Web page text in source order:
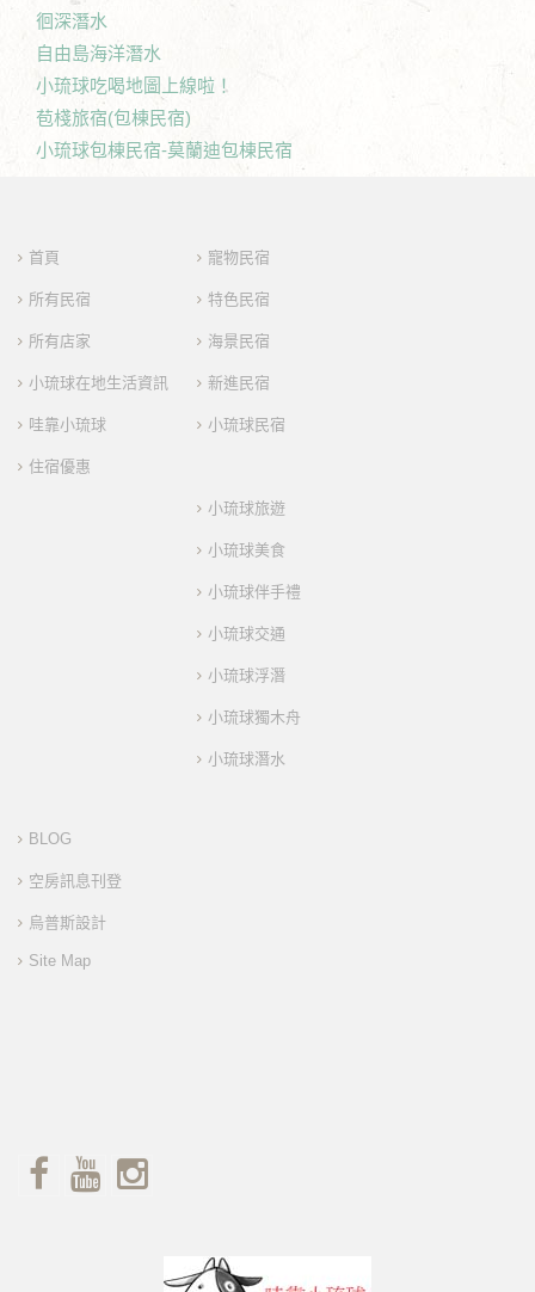
徊深潛水
自由島海洋潛水
小琉球吃喝地圖上線啦！
苞棧旅宿(包棟民宿)
小琉球包棟民宿-莫蘭迪包棟民宿
首頁
所有民宿
所有店家
小琉球在地生活資訊
哇靠小琉球
住宿優惠
寵物民宿
特色民宿
海景民宿
新進民宿
小琉球民宿
小琉球旅遊
小琉球美食
小琉球伴手禮
小琉球交通
小琉球浮潛
小琉球獨木舟
小琉球潛水
BLOG
空房訊息刊登
烏普斯設計
Site Map